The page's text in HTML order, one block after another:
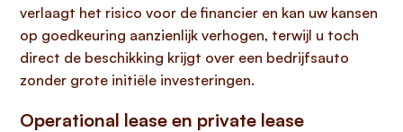
verlaagt het risico voor de financier en kan uw kansen
op goedkeuring aanzienlijk verhogen, terwijl u toch
direct de beschikking krijgt over een bedrijfsauto
zonder grote initiële investeringen.
Operational lease en private lease